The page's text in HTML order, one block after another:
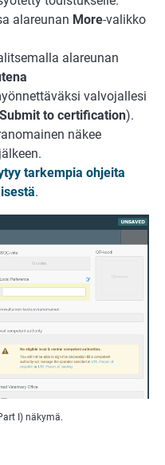
alareunan More-valikko
alareunan
valvojallesi
to certification).
näkee
tarkempia ohjeita
.
I) näkymä.